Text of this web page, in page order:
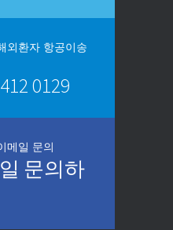
외환자 항공이송
0129
메일 문의
문의하